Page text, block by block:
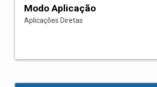
Modo Aplicação
Aplicações Diretas